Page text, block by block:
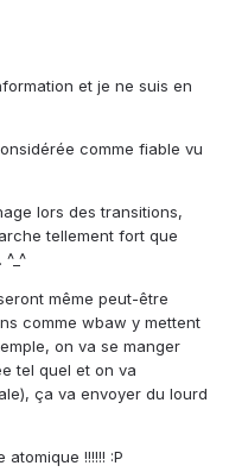
et je ne suis en
comme fiable vu
lors des transitions,
tellement fort que
même peut-être
comme wbaw y mettent
on va se manger
tel quel et on va
ça va envoyer du lourd
!!!!!! :P